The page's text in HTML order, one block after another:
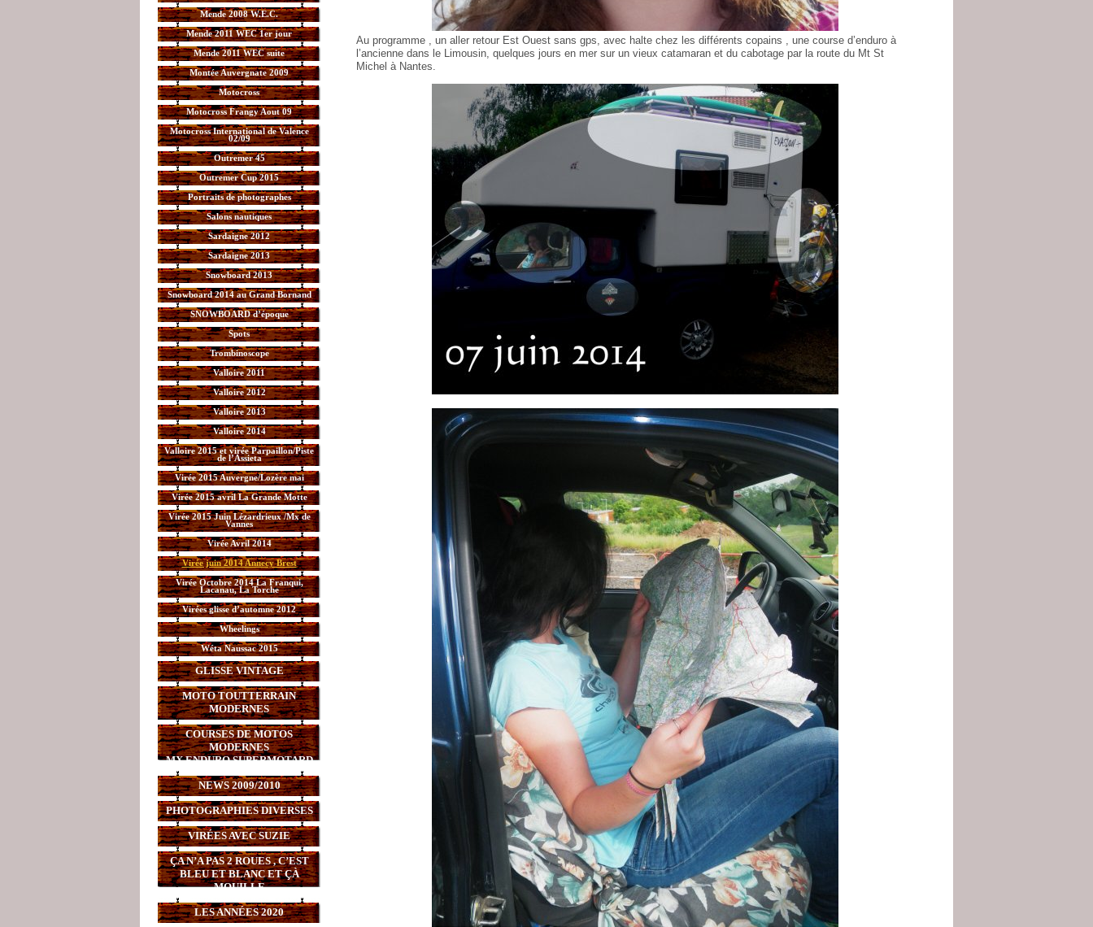
Mende 2008 W.E.C.
Mende 2011 WEC 1er jour
Mende 2011 WEC suite
Montée Auvergnate 2009
Motocross
Motocross Frangy Aout 09
Motocross International de Valence
02/09
Outremer 45
Outremer Cup 2015
Portraits de photographes
Salons nautiques
Sardaigne 2012
Sardaigne 2013
Snowboard 2013
Snowboard 2014 au Grand Bornand
SNOWBOARD d’époque
Spots
Trombinoscope
Valloire 2011
Valloire 2012
Valloire 2013
Valloire 2014
Valloire 2015 et virée Parpaillon/Piste
de l’Assieta
Virée 2015 Auvergne/Lozère mai
Virée 2015 avril La Grande Motte
Virée 2015 Juin Lézardrieux /Mx de
Vannes
Virée Avril 2014
Virée juin 2014 Annecy Brest
Virée Octobre 2014 La Franqui,
Lacanau, La Torche
Virées glisse d’automne 2012
Wheelings
Wéta Naussac 2015
GLISSE VINTAGE
MOTO TOUTTERRAIN
MODERNES
COURSES DE MOTOS
MODERNES
MX,ENDURO,SUPERMOTARD
NEWS 2009/2010
PHOTOGRAPHIES DIVERSES
VIRÉES AVEC SUZIE
ÇA N’A PAS 2 ROUES , C’EST
BLEU ET BLANC ET ÇÀ
MOUILLE
LES ANNÉES 2020
Au programme , un aller retour Est Ouest sans gps, avec halte chez les différents copains , une course d’enduro à
l’ancienne dans le Limousin, quelques jours en mer sur un vieux catamaran et du cabotage par la route du Mt St
Michel à Nantes.